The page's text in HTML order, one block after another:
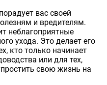
вас своей
и вредителям.
неблагоприятные
ухода. Это делает его
кто только начинает
или для тех,
свою жизнь на